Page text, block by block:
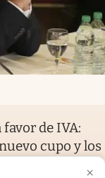
×
de IVA:
cupo y los